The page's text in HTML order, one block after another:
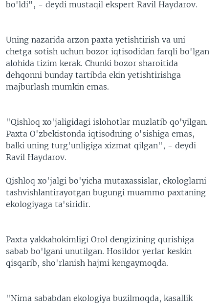
bo'ldi", - deydi mustaqil ekspert Ravil Haydarov.
Uning nazarida arzon paxta yetishtirish va uni
chetga sotish uchun bozor iqtisodidan farqli bo'lgan
alohida tizim kerak. Chunki bozor sharoitida
dehqonni bunday tartibda ekin yetishtirishga
majburlash mumkin emas.
"Qishloq xo'jaligidagi islohotlar muzlatib qo'yilgan.
Paxta O'zbekistonda iqtisodning o'sishiga emas,
balki uning turg'unligiga xizmat qilgan", - deydi
Ravil Haydarov.
Qishloq xo'jalgi bo'yicha mutaxassislar, ekologlarni
tashvishlantirayotgan bugungi muammo paxtaning
ekologiyaga ta'siridir.
Paxta yakkahokimligi Orol dengizining qurishiga
sabab bo'lgani unutilgan. Hosildor yerlar keskin
qisqarib, sho'rlanish hajmi kengaymoqda.
"Nima sababdan ekologiya buzilmoqda, kasallik